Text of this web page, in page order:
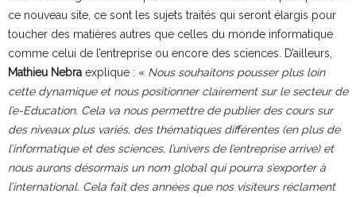
ce nouveau site, ce sont les sujets traités qui seront élargis pour
toucher des matières autres que celles du monde informatique
comme celui de l’entreprise ou encore des sciences. D’ailleurs,
Mathieu Nebra explique : « Nous souhaitons pousser plus loin
cette dynamique et nous positionner clairement sur le secteur de
l’e-Education. Cela va nous permettre de publier des cours sur
des niveaux plus variés, des thématiques différentes (en plus de
l’informatique et des sciences, l’univers de l’entreprise arrive) et
nous aurons désormais un nom global qui pourra s’exporter à
l’international. Cela fait des années que nos visiteurs réclament